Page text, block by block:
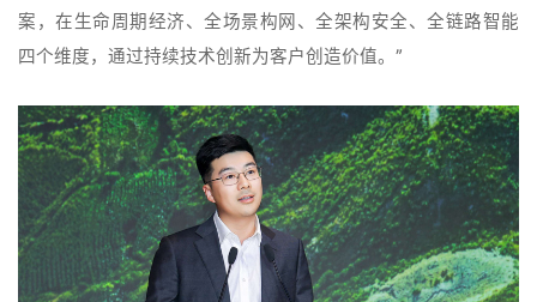
案，在生命周期经济、全场景构网、全架构安全、全链路智能
四个维度，通过持续技术创新为客户创造价值。”